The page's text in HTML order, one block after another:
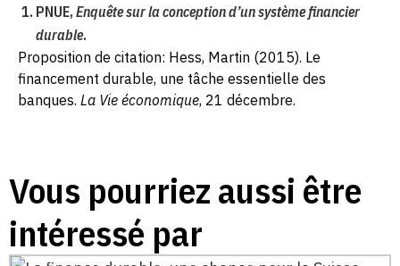
PNUE, Enquête sur la conception d’un système financier
durable.
Proposition de citation: Hess, Martin (2015). Le
financement durable, une tâche essentielle des
banques. La Vie économique, 21 décembre.
Vous pourriez aussi être
intéressé par